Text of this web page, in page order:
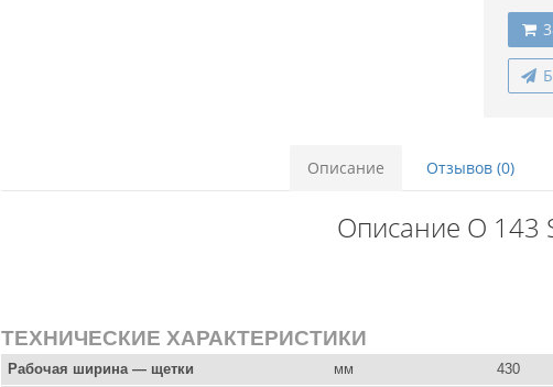
Описание Отзывов (0)
Описание O 143
ТЕХНИЧЕСКИЕ ХАРАКТЕРИСТИКИ
Рабочая ширина — щетки мм
430